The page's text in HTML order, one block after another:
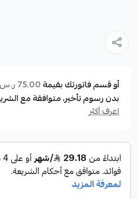
أو قسم فاتورتك بقيمة75.00 ر.س
بدون رسوم تأخير، متوافقة مع
اعرف أكثر